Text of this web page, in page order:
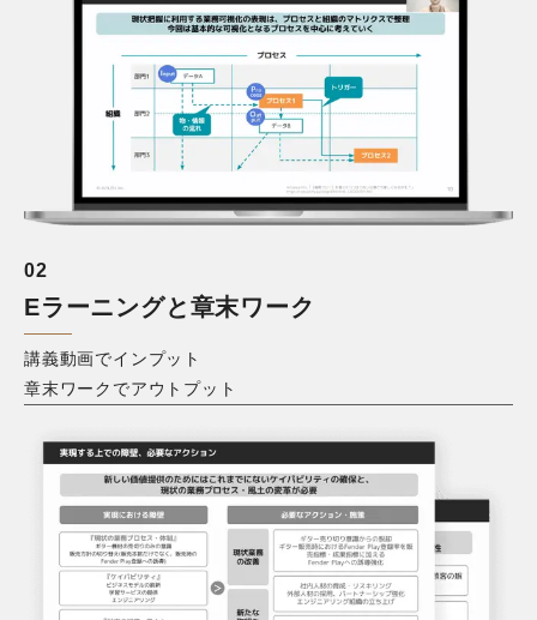
02
Eラーニングと章末ワーク
講義動画でインプット
章末ワークでアウトプット